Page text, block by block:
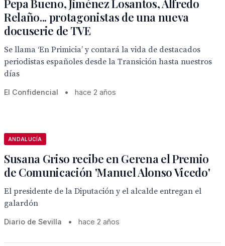
Pepa Bueno, Jiménez Losantos, Alfredo
Relaño... protagonistas de una nueva
docuserie de TVE
Se llama ‘En Primicia’ y contará la vida de destacados
periodistas españoles desde la Transición hasta nuestros
días
El Confidencial • hace 2 años
ANDALUCÍA
Susana Griso recibe en Gerena el Premio
de Comunicación 'Manuel Alonso Vicedo'
El presidente de la Diputación y el alcalde entregan el
galardón
Diario de Sevilla • hace 2 años